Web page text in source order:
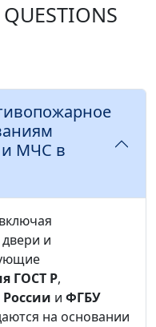
и МЧС в
двери и
ГОСТ Р,
и ФГБУ
на основании